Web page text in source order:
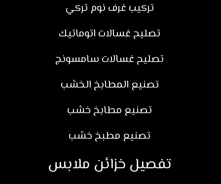
تركيب غرف نوم تركي
تصليح غسالات اتوماتيك
تصليح غسالات سامسونج
تصنيع المطابخ الخشب
تصنيع مطابخ خشب
تصنيع مطبخ خشب
تفصيل خزائن ملابس